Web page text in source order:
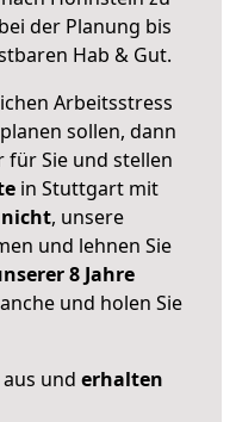
der Planung bis
Hab & Gut.
Arbeitsstress
sollen, dann
Sie und stellen
in Stuttgart mit
nicht, unsere
und lehnen Sie
8 Jahre
und holen Sie
und erhalten